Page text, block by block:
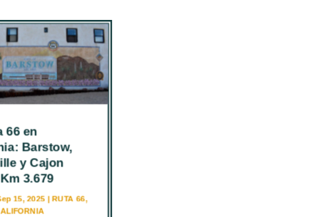
66 en
Barstow,
y Cajon
3.679
15, 2025 | RUTA 66,